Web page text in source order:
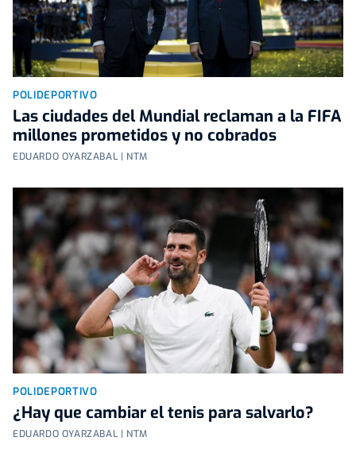
POLIDEPORTIVO
Las ciudades del Mundial reclaman a la FIFA
millones prometidos y no cobrados
EDUARDO OYARZABAL | NTM
POLIDEPORTIVO
¿Hay que cambiar el tenis para salvarlo?
EDUARDO OYARZABAL | NTM